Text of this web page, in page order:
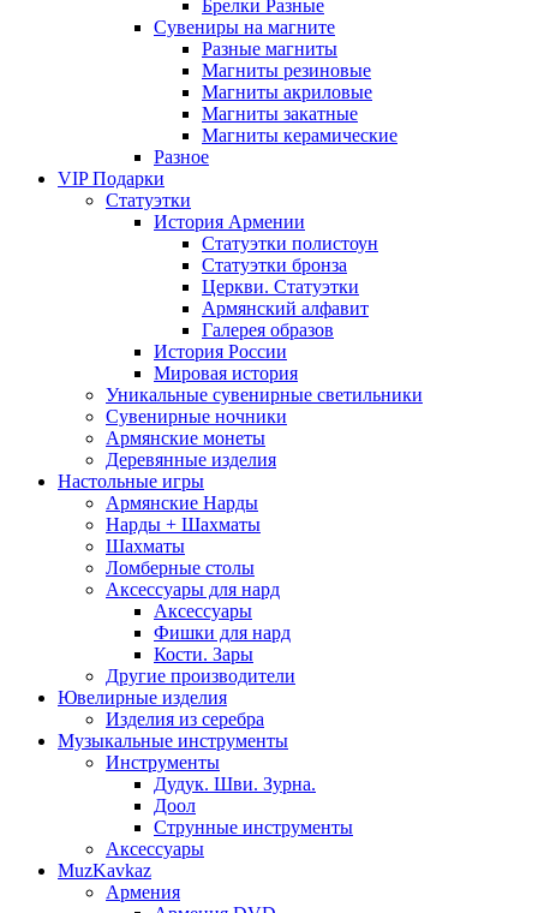
Брелки Разные
Сувениры на магните
Разные магниты
Магниты резиновые
Магниты акриловые
Магниты закатные
Магниты керамические
Разное
VIP Подарки
Статуэтки
История Армении
Статуэтки полистоун
Статуэтки бронза
Церкви. Статуэтки
Армянский алфавит
Галерея образов
История России
Мировая история
Уникальные сувенирные светильники
Сувенирные ночники
Армянские монеты
Деревянные изделия
Настольные игры
Армянские Нарды
Нарды + Шахматы
Шахматы
Ломберные столы
Аксессуары для нард
Аксессуары
Фишки для нард
Кости. Зары
Другие производители
Ювелирные изделия
Изделия из серебра
Музыкальные инструменты
Инструменты
Дудук. Шви. Зурна.
Доол
Струнные инструменты
Аксессуары
MuzKavkaz
Армения